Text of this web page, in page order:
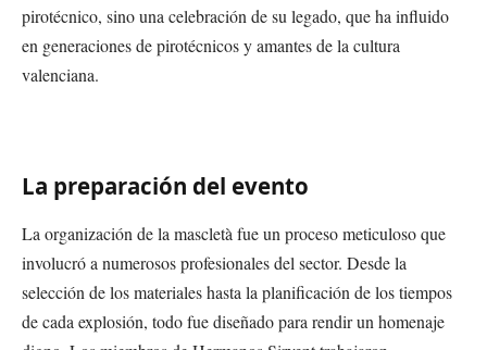
pirotécnico, sino una celebración de su legado, que ha influido
en generaciones de pirotécnicos y amantes de la cultura
valenciana.
La preparación del evento
La organización de la mascletà fue un proceso meticuloso que
involucró a numerosos profesionales del sector. Desde la
selección de los materiales hasta la planificación de los tiempos
de cada explosión, todo fue diseñado para rendir un homenaje